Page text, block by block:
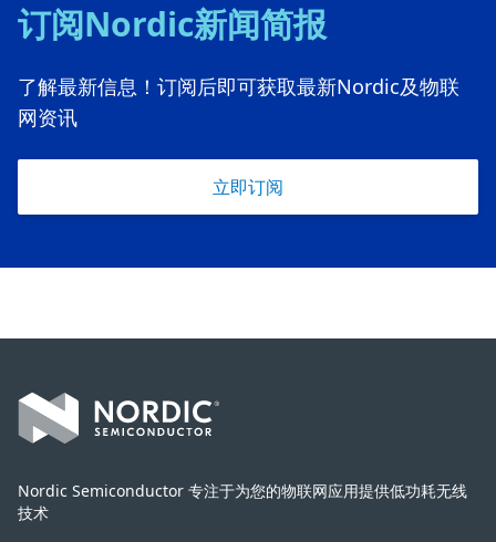
订阅Nordic新闻简报
了解最新信息！订阅后即可获取最新Nordic及物联
网资讯
立即订阅
Nordic Semiconductor 专注于为您的物联网应用提供低功耗无线
技术